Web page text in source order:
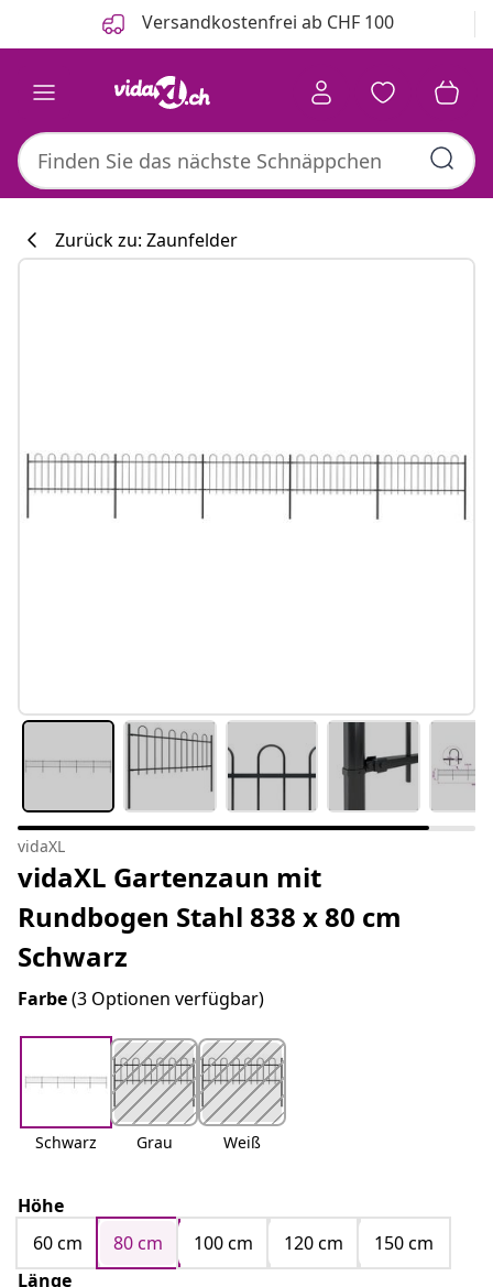
Versandkostenfrei ab CHF 100
Zurück zu: Zaunfelder
vidaXL
vidaXL Gartenzaun mit
Rundbogen Stahl 838 x 80 cm
Schwarz
Farbe(3 Optionen verfügbar)
Schwarz Grau Weiß
Höhe
60 cm
80 cm 100 cm 120 cm
150 cm
Länge